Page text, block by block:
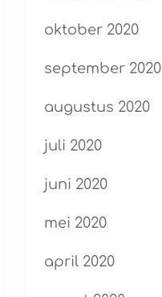
oktober 2020
september 2020
augustus 2020
juli 2020
juni 2020
mei 2020
april 2020